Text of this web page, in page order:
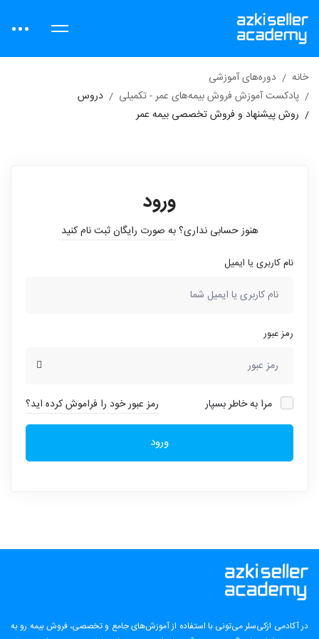
خانه
دوره‌های آموزشی
پادکست آموزش فروش بیمه‌های عمر - تکمیلی
دروس
روش پیشنهاد و فروش تخصصی بیمه عمر
ورود
هنوز حسابی نداری؟به صورت رایگان ثبت نام کنید
نام کاربری یا ایمیل
رمز عبور
مرا به خاطر بسپار رمز عبور خود را فراموش کرده اید؟
ورود
در آکادمی ازکی‌سلر می‌تونی با استفاده از آموزش‌های جامع و تخصصی، فروش بیمه رو به